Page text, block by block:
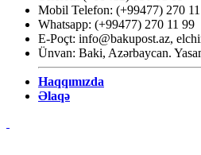
Mobil Telefon: (+99477) 270
Whatsapp: (+99477) 270 11 99
E-Poçt: info@bakupost.az,
Ünvan: Baki, Azərbaycan.
Haqqımızda
Əlaqə